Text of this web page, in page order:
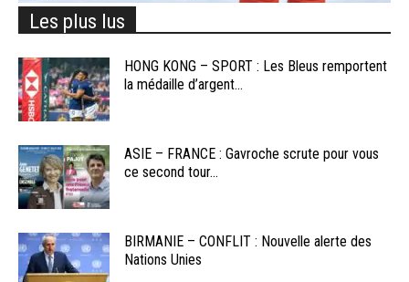
Les plus lus
HONG KONG – SPORT : Les Bleus remportent
la médaille d’argent...
ASIE – FRANCE : Gavroche scrute pour vous
ce second tour...
BIRMANIE – CONFLIT : Nouvelle alerte des
Nations Unies